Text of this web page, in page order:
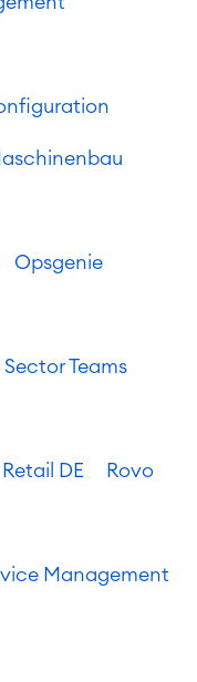
Management
Planung und
& Information
Opsgenie
Sector Teams
Retail DE Rovo
Management